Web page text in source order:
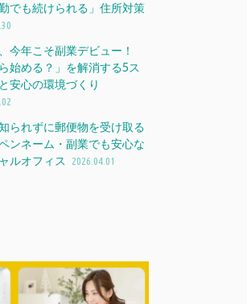
でも続けられる」住所対策
今年こそ副業デビュー！
ら始める？」を解消する5ス
安心の環境づくり
られずに郵便物を受け取る
ンネーム・副業でも安心な
ルオフィス
2026.04.01